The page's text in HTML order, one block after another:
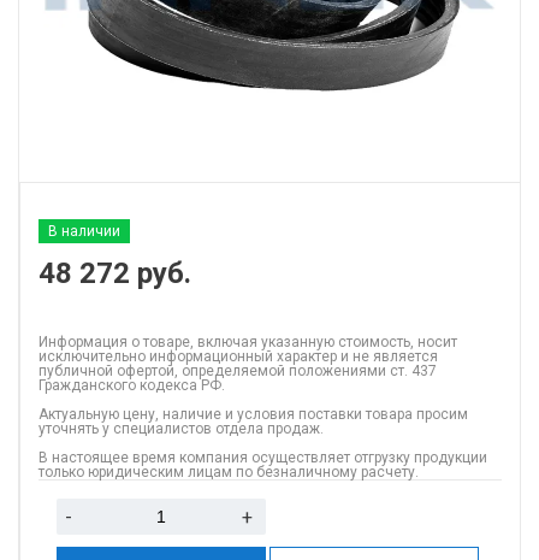
В наличии
48 272 руб.
Информация о товаре, включая указанную стоимость, носит
исключительно информационный характер и не является
публичной офертой, определяемой положениями ст. 437
Гражданского кодекса РФ.
Актуальную цену, наличие и условия поставки товара просим
уточнять у специалистов отдела продаж.
В настоящее время компания осуществляет отгрузку продукции
только юридическим лицам по безналичному расчету.
- +